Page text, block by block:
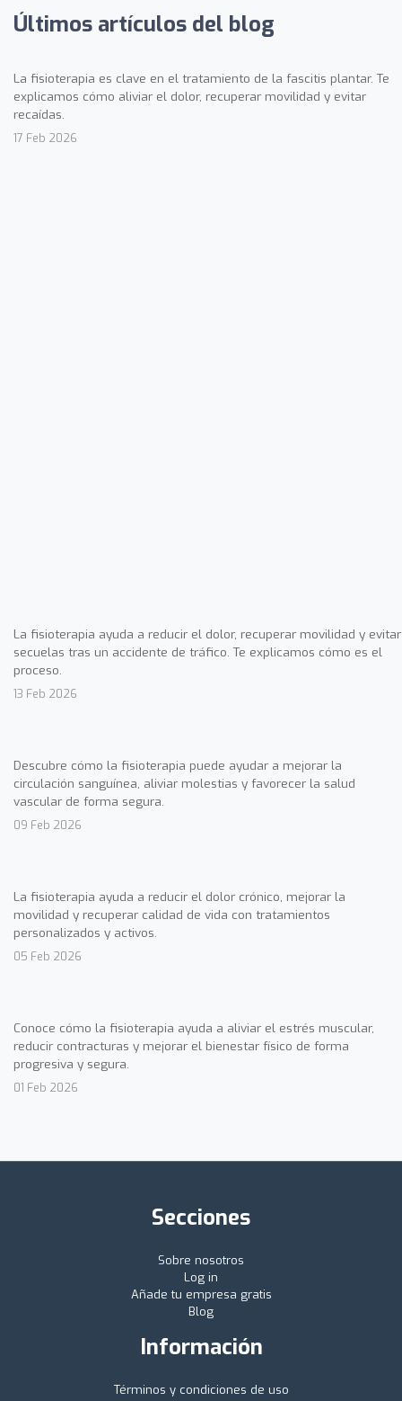
Últimos artículos del blog
La fisioterapia es clave en el tratamiento de la fascitis plantar. Te
explicamos cómo aliviar el dolor, recuperar movilidad y evitar
recaídas.
17 Feb 2026
La fisioterapia ayuda a reducir el dolor, recuperar movilidad y evitar
secuelas tras un accidente de tráfico. Te explicamos cómo es el
proceso.
13 Feb 2026
Descubre cómo la fisioterapia puede ayudar a mejorar la
circulación sanguínea, aliviar molestias y favorecer la salud
vascular de forma segura.
09 Feb 2026
La fisioterapia ayuda a reducir el dolor crónico, mejorar la
movilidad y recuperar calidad de vida con tratamientos
personalizados y activos.
05 Feb 2026
Conoce cómo la fisioterapia ayuda a aliviar el estrés muscular,
reducir contracturas y mejorar el bienestar físico de forma
progresiva y segura.
01 Feb 2026
Secciones
Sobre nosotros
Log in
Añade tu empresa gratis
Blog
Información
Términos y condiciones de uso